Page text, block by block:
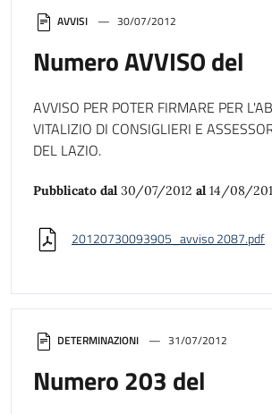
DETERMINAZIONI 31/07/2012
Numero 203 del
AVVISI 30/07/2012
Numero AVVISO del
AVVISO PER POTER FIRMARE PER
VITALIZIO DI CONSIGLIERI E
DEL LAZIO.
Pubblicato dal 30/07/2012 al 14/08/
20120730093905_avviso 2087.pdf